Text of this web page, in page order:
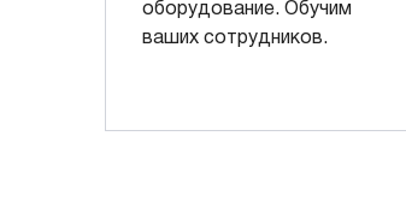
оборудование. Обучим
ваших сотрудников.